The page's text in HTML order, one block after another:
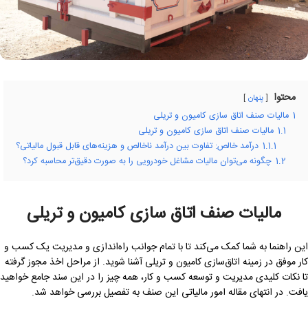
محتوا پنهان
1 مالیات صنف اتاق سازی کامیون و تریلی
1.1 مالیات صنف اتاق سازی کامیون و تریلی
1.1.1 درآمد خالص: تفاوت بین درآمد ناخالص و هزینه‌های قابل قبول مالیاتی؟
1.2 چگونه می‌توان مالیات مشاغل خودرویی را به صورت دقیق‌تر محاسبه کرد؟
مالیات صنف اتاق سازی کامیون و تریلی
این راهنما به شما کمک می‌کند تا با تمام جوانب راه‌اندازی و مدیریت یک کسب و
کار موفق در زمینه اتاق‌سازی کامیون و تریلی آشنا شوید. از مراحل اخذ مجوز گرفته
تا نکات کلیدی مدیریت و توسعه کسب و کار، همه چیز را در این سند جامع خواهید
یافت. در انتهای مقاله امور مالیاتی این صنف به تفصیل بررسی خواهد شد.